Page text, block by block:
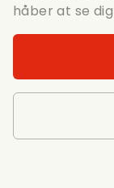
håber at se